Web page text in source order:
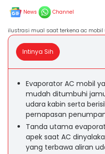
News Channel
ilustrasi mual saat terkena ac mobil
Intinya Sih
Evaporator AC mobil
mudah ditumbuhi
udara kabin serta
pernapasan
Tanda utama
apek saat AC
yang terbawa aliran